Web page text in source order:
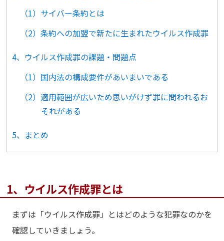
（1）サイバー条約とは
（2）条約への加盟で新たに生まれたウイルス作成罪
4、ウイルス作成罪の課題・問題点
（1）国内法の構成要件があいまいである
（2）適用範囲が広いため思いがけず罪に問われるお
それがある
5、まとめ
1、ウイルス作成罪とは
まずは「ウイルス作成罪」とはどのような犯罪なのかを
確認していきましょう。